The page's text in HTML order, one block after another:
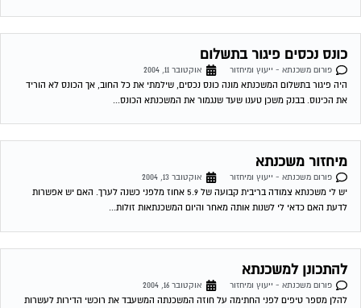
כונס נכסים פיגור בתשלום
פורום משכנתא - ייעוץ ומיחזור
אוקטובר 11, 2004
היה פיגור בתשלום המשכנתא מונה כונס נכסים, שילמתי את כל החוב, אך הכונס לא הוריד
את הכינוס. בבנק משכן טענו שעד שנגמור את המשכנתא הכונס...
מיחזור משכנתא
פורום משכנתא - ייעוץ ומיחזור
אוקטובר 13, 2004
יש לי משכנתא צמודה בריבית קבועה של 5.9 אחוז מלפני כשנה לערך. האם יש אפשרות
לדעת האם כדאי לי לשנות אותה מאחר והיום המשכנתאות זולות...
להתכונן למשכנתא
פורום משכנתא - ייעוץ ומיחזור
אוקטובר 16, 2004
להלן מספר טיפים לפני החתימה על חוזה המשכנתה המשעבד את רוכשי הדירות לעשרות